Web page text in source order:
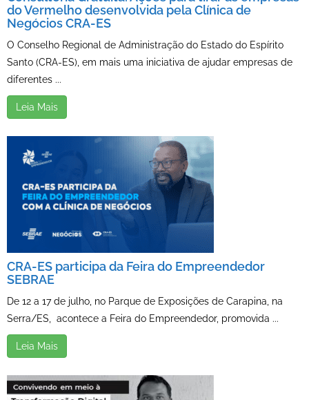
do Vermelho desenvolvida pela Clínica de
Negócios CRA-ES
O Conselho Regional de Administração do Estado do Espírito
Santo (CRA-ES), em mais uma iniciativa de ajudar empresas de
diferentes ...
Leia Mais
CRA-ES participa da Feira do Empreendedor
SEBRAE
De 12 a 17 de julho, no Parque de Exposições de Carapina, na
Serra/ES, acontece a Feira do Empreendedor, promovida ...
Leia Mais